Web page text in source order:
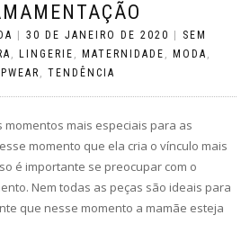
30 DE JANEIRO DE 2020
SEM
, LINGERIE , MATERNIDADE , MODA ,
, TENDÊNCIA
momentos mais especiais para as
momento que ela cria o vínculo mais
é importante se preocupar com o
Nem todas as peças são ideais para
que nesse momento a mamãe esteja